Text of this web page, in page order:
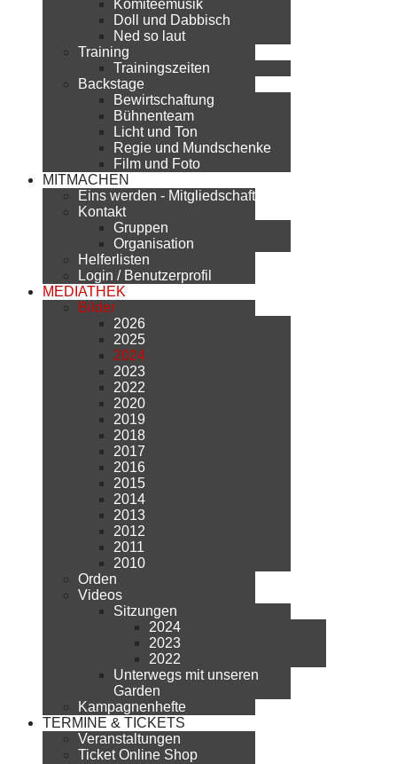
Komiteemusik
Doll und Dabbisch
Ned so laut
Training
Trainingszeiten
Backstage
Bewirtschaftung
Bühnenteam
Licht und Ton
Regie und Mundschenke
Film und Foto
MITMACHEN
Eins werden - Mitgliedschaft
Kontakt
Gruppen
Organisation
Helferlisten
Login / Benutzerprofil
MEDIATHEK
Bilder
2026
2025
2024
2023
2022
2020
2019
2018
2017
2016
2015
2014
2013
2012
2011
2010
Orden
Videos
Sitzungen
2024
2023
2022
Unterwegs mit unseren
Garden
Kampagnenhefte
TERMINE & TICKETS
Veranstaltungen
Ticket Online Shop